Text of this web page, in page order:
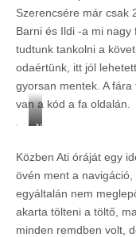
Szerencsére már csak
Barni és Ildi -a mi
tudtunk tankolni a
odaértünk, itt jól
gyorsan mentek. A
van a kód a fa oldalán.
N
ú
á
s
s
Közben Ati óráját egy
övén ment a
egyáltalán nem
akarta tölteni a töltő,
minden remdben volt,